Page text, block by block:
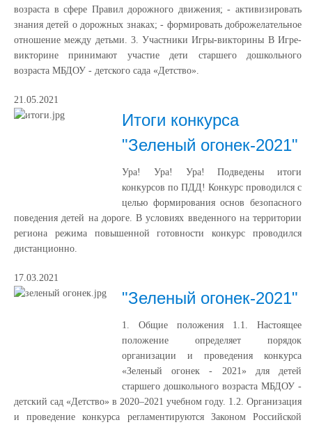
возраста в сфере Правил дорожного движения; - активизировать
знания детей о дорожных знаках; - формировать доброжелательное
отношение между детьми. 3. Участники Игры-викторины В Игре-
викторине принимают участие дети старшего дошкольного
возраста МБДОУ - детского сада «Детство».
21.05.2021
Итоги конкурса
"Зеленый огонек-2021"
Ура! Ура! Ура! Подведены итоги
конкурсов по ПДД! Конкурс проводился с
целью формирования основ безопасного
поведения детей на дороге. В условиях введенного на территории
региона режима повышенной готовности конкурс проводился
дистанционно.
17.03.2021
"Зеленый огонек-2021"
1. Общие положения 1.1. Настоящее
положение определяет порядок
организации и проведения конкурса
«Зеленый огонек - 2021» для детей
старшего дошкольного возраста МБДОУ -
детский сад «Детство» в 2020–2021 учебном году. 1.2. Организация
и проведение конкурса регламентируются Законом Российской